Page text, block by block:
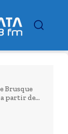
Brusque
partir de...